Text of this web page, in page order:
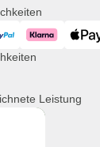
Klarna
Leistung